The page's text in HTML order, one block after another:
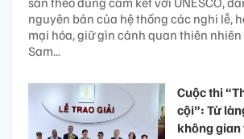
nguyên bản của hệ thống các nghi lễ,
mại hóa, giữ gìn cảnh quan thiên
Sam...
Cuộc thi
cội”: Từ
không gian